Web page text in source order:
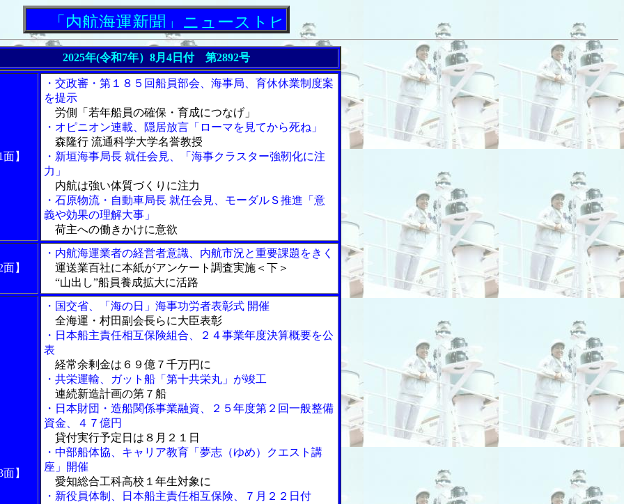
「内航海運新聞」ニューストピックス
2025年(令和7年）8月4日付 第2892号
】
・交政審・第１８５回船員部会、海事局、育休休業制度案
を提示
労側「若年船員の確保・育成につなげ」
・オピニオン連載、隠居放言「ローマを見てから死ね」
森隆行 流通科学大学名誉教授
・新垣海事局長 就任会見、「海事クラスター強靭化に注
力」
内航は強い体質づくりに注力
・石原物流・自動車局長 就任会見、モーダルＳ推進「意
義や効果の理解大事」
荷主への働きかけに意欲
】
・内航海運業者の経営者意識、内航市況と重要課題をきく
運送業百社に本紙がアンケート調査実施＜下＞
“山出し”船員養成拡大に活路
】
・国交省、「海の日」海事功労者表彰式 開催
全海運・村田副会長らに大臣表彰
・日本船主責任相互保険組合、２４事業年度決算概要を公
表
経常余剰金は６９億７千万円に
・共栄運輸、ガット船「第十共栄丸」が竣工
連続新造計画の第７船
・日本財団・造船関係事業融資、２５年度第２回一般整備
資金、４７億円
貸付実行予定日は８月２１日
・中部船体協、キャリア教育「夢志（ゆめ）クエスト講
座」開催
愛知総合工科高校１年生対象に
・新役員体制、日本船主責任相互保険、７月２２日付